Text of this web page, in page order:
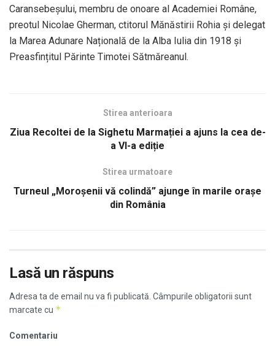
Caransebeșului, membru de onoare al Academiei Române,
preotul Nicolae Gherman, ctitorul Mănăstirii Rohia și delegat
la Marea Adunare Națională de la Alba Iulia din 1918 și
Preasfințitul Părinte Timotei Sătmăreanul.
Stirea anterioara
Ziua Recoltei de la Sighetu Marmației a ajuns la cea de-
a VI-a ediție
Stirea urmatoare
Turneul „Moroșenii vă colindă” ajunge în marile orașe
din România
Lasă un răspuns
Adresa ta de email nu va fi publicată. Câmpurile obligatorii sunt
marcate cu *
Comentariu